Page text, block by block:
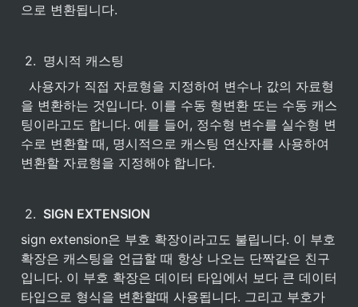
으로 변환됩니다.
2. 명시적 캐스팅
을 변환하는 것입니다. 이를 수동 형변환 또는 수동 캐스
팅이라고도 합니다. 예를 들어, 정수형 변수를 실수형 변
수로 변환할 때, 명시적으로 캐스팅 연산자를 사용하여
변환할 자료형을 지정해야 합니다.
2. SIGN EXTENSION
sign extension은 부호 확장이라고도 불립니다. 이 부호
확장은 캐스팅을 언급할 때 항상 나오는 단짝같은 친구
입니다. 이 부호 확장은 데이터 타입에서 보다 큰 데이터
타입으로 형식을 변환할때 사용됩니다. 그리고 부호가